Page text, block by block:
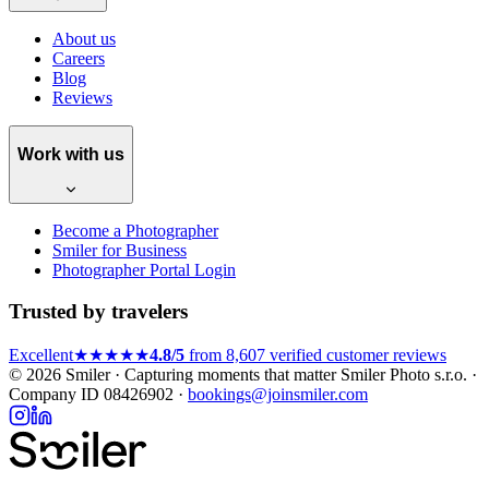
About us
Careers
Blog
Reviews
Work with us
Become a Photographer
Smiler for Business
Photographer Portal Login
Trusted by travelers
Excellent★★★★★4.8/5 from 8,607 verified customer reviews
© 2026 Smiler · Capturing moments that matterSmiler Photo s.r.o. ·
Company ID 08426902 · bookings@joinsmiler.com